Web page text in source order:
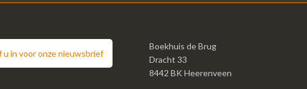
u in voor onze nieuwsbrief
Boekhuis de Brug
Dracht 33
8442 BK Heerenveen